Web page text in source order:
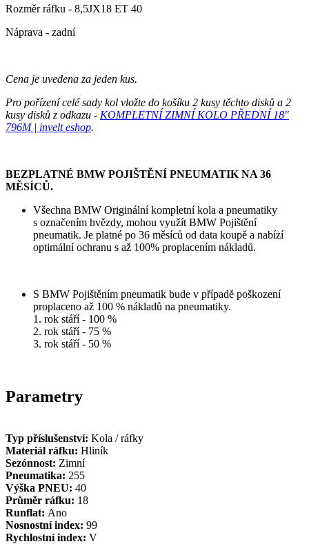
Rozměr ráfku - 8,5JX18 ET 40
Náprava - zadní
Cena je uvedena za jeden kus.
Pro pořízení celé sady kol vložte do košíku 2 kusy těchto disků a 2
kusy disků z odkazu - KOMPLETNÍ ZIMNÍ KOLO PŘEDNÍ 18"
796M | invelt eshop.
BEZPLATNÉ BMW POJIŠTĚNÍ PNEUMATIK NA 36
MĚSÍCŮ.
Všechna BMW Originální kompletní kola a pneumatiky
s označením hvězdy, mohou využít BMW Pojištění
pneumatik. Je platné po 36 měsíců od data koupě a nabízí
optimální ochranu s až 100% proplacením nákladů.
S BMW Pojištěním pneumatik bude v případě poškození
proplaceno až 100 % nákladů na pneumatiky.
1. rok stáří - 100 %
2. rok stáří - 75 %
3. rok stáří - 50 %
Parametry
Typ příslušenství: Kola / ráfky
Materiál ráfku: Hliník
Sezónnost: Zimní
Pneumatika: 255
Výška PNEU: 40
Průměr ráfku: 18
Runflat: Ano
Nosnostní index: 99
Rychlostní index: V